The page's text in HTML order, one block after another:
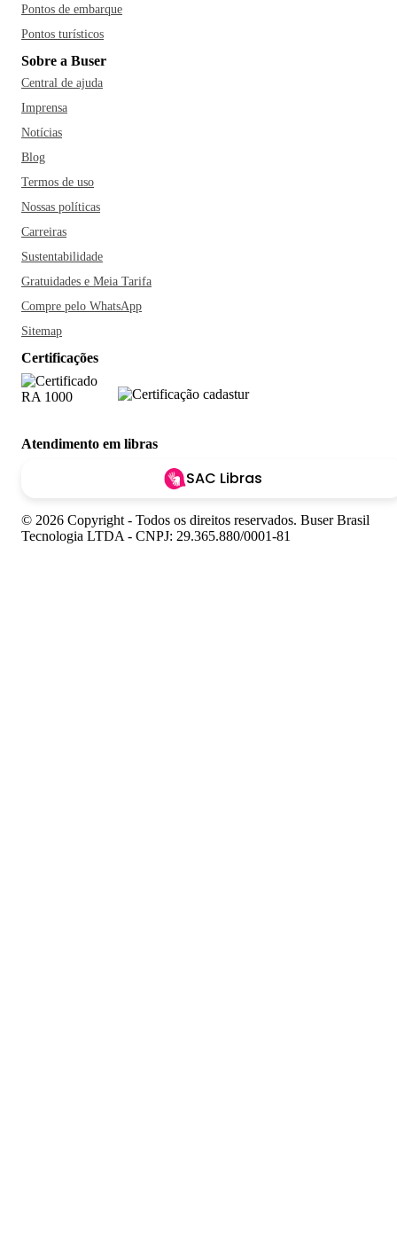
Pontos de embarque
Pontos turísticos
Sobre a Buser
Central de ajuda
Imprensa
Notícias
Blog
Termos de uso
Nossas políticas
Carreiras
Sustentabilidade
Gratuidades e Meia Tarifa
Compre pelo WhatsApp
Sitemap
Certificações
Atendimento em libras
SAC Libras
© 2026 Copyright - Todos os direitos reservados. Buser Brasil
Tecnologia LTDA - CNPJ: 29.365.880/0001-81